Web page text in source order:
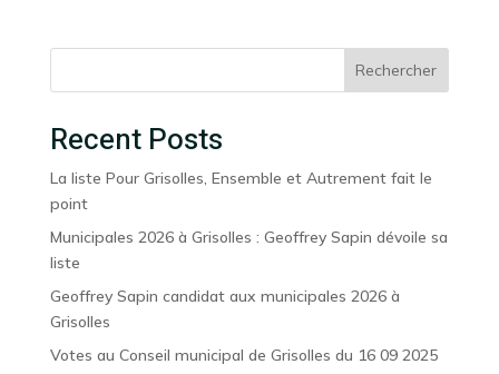
Rechercher
Recent Posts
La liste Pour Grisolles, Ensemble et Autrement fait le
point
Municipales 2026 à Grisolles : Geoffrey Sapin dévoile sa
liste
Geoffrey Sapin candidat aux municipales 2026 à
Grisolles
Votes au Conseil municipal de Grisolles du 16 09 2025